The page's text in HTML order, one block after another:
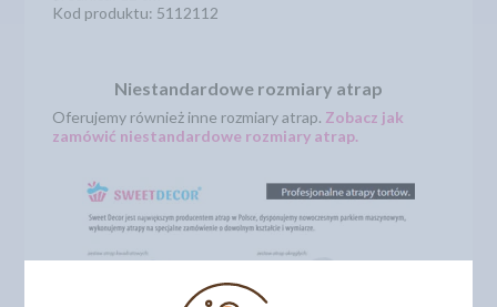
Kod produktu: 5112112
Niestandardowe rozmiary atrap
Oferujemy również inne rozmiary atrap. Zobacz jak
zamówić niestandardowe rozmiary atrap.